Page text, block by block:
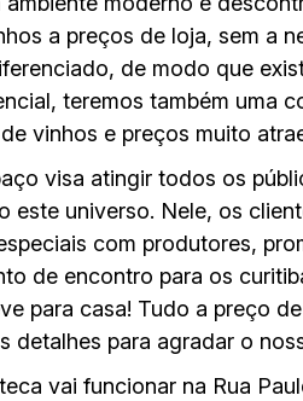
a preços de loja, sem a
de modo que
teremos também uma
vinhos e preços muito
visa atingir todos os
este universo. Nele, os
com produtores,
de encontro para os
para casa! Tudo a preço
detalhes para agradar o
vai funcionar na Rua